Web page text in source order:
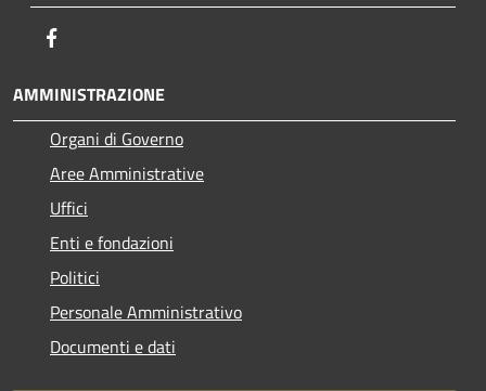
AMMINISTRAZIONE
Organi di Governo
Aree Amministrative
Uffici
Enti e fondazioni
Politici
Personale Amministrativo
Documenti e dati